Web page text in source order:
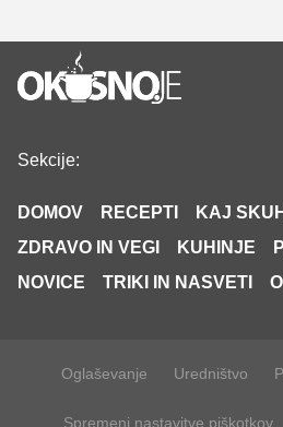
Sekcije:
DOMOV RECEPTI
KAJ
ZDRAVO IN VEGI
KUHINJE
NOVICE
TRIKI IN NASVETI
Oglaševanje Uredništvo
Spremeni nastavitve piškotkov